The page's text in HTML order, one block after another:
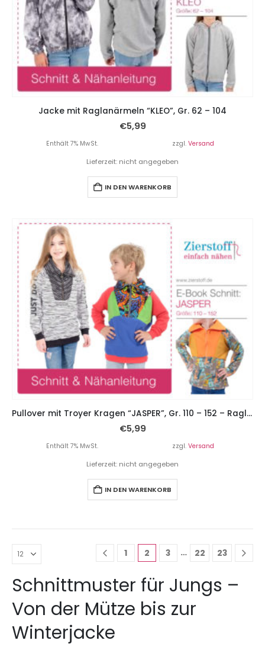
Jacke mit Raglanärmeln “KLEO”, Gr. 62 – 104
€5,99
Enthält 7% MwSt. zzgl. Versand
Lieferzeit: nicht angegeben
IN DEN WARENKORB
Pullover mit Troyer Kragen “JASPER”, Gr. 110 – 152 – Raglan
€5,99
Enthält 7% MwSt. zzgl. Versand
Lieferzeit: nicht angegeben
IN DEN WARENKORB
1 2 3 … 22 23
Schnittmuster für Jungs –
Von der Mütze bis zur
Winterjacke